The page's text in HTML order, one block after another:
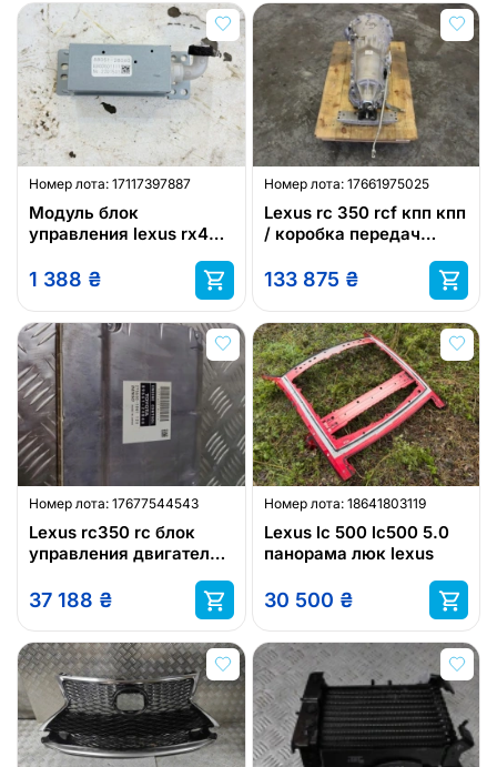
Номер лота: 17117397887
Модуль блок
управления lexus rx450
1 388 ₴
Номер лота: 17661975025
Lexus rc 350 rcf кпп кпп
/ коробка передач
133 875 ₴
Номер лота: 17677544543
Lexus rc350 rc блок
управления двигателем
lexus
37 188 ₴
Номер лота: 18641803119
Lexus lc 500 lc500 5.0
панорама люк lexus
30 500 ₴